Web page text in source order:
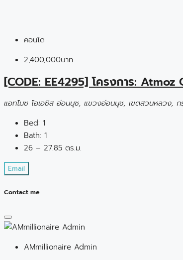
คอนโด
2,400,000บาท
[CODE: EE4295] โครงการ:
แอทโมซ โอเอซิส อ่อนนุช, แขวงอ่อนนุช, เขตสวนหลวง, ก
Bed: 1
Bath: 1
26 – 27.85 ตร.ม.
Email
Contact me
AMmillionaire Admin